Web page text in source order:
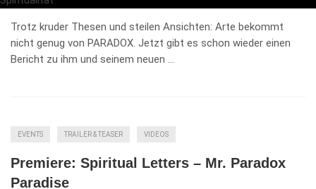
Trotz kruder Thesen und steilen Ansichten: Arte bekommt
nicht genug von PARADOX. Jetzt gibt es schon wieder einen
Bericht zu ihm und seinem neuen …
EVENTS TRAILER & TEASER VIDEOS
Premiere: Spiritual Letters – Mr. Paradox
Paradise